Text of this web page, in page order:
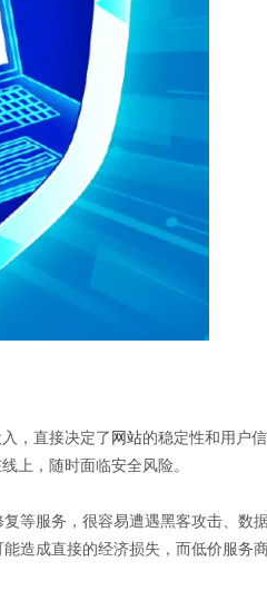
，直接决定了 网站的稳定性和用户
上，随时面临安全风险。
等服务，很容易遭遇黑客攻击、数据
造成直接的经济损失，而低价服务